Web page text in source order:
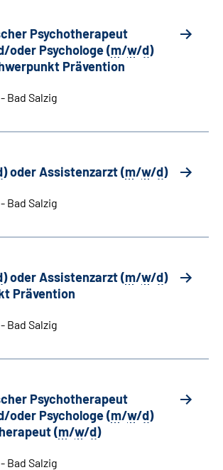
Psychotherapeut
oder Psychologe (m/w/d)
Prävention
Bad Salzig
) oder Assistenzarzt (m/w/d)
Bad Salzig
) oder Assistenzarzt (m/w/d)
Prävention
Bad Salzig
Psychotherapeut
oder Psychologe (m/w/d)
(m/w/d)
Bad Salzig